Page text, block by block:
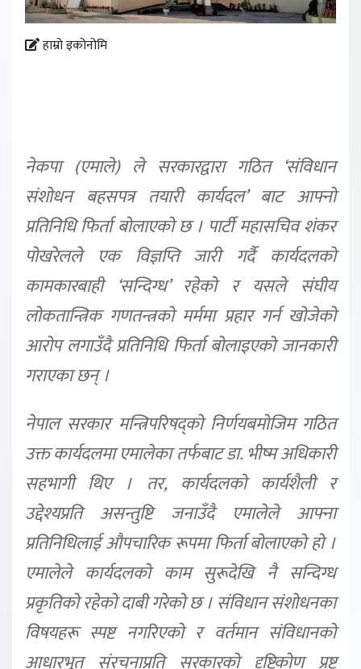
हाम्रो इकोनोमि
नेकपा (एमाले) ले सरकारद्वारा गठित ‘संविधान
संशोधन बहसपत्र तयारी कार्यदल’ बाट आफ्नो
प्रतिनिधि फिर्ता बोलाएको छ । पार्टी महासचिव शंकर
पोखरेलले एक विज्ञप्ति जारी गर्दै कार्यदलको
कामकारबाही ‘सन्दिग्ध’ रहेको र यसले संघीय
लोकतान्त्रिक गणतन्त्रको मर्ममा प्रहार गर्न खोजेको
आरोप लगाउँदै प्रतिनिधि फिर्ता बोलाइएको जानकारी
गराएका छन् ।
नेपाल सरकार मन्त्रिपरिषद्को निर्णयबमोजिम गठित
उक्त कार्यदलमा एमालेका तर्फबाट डा. भीष्म अधिकारी
सहभागी थिए । तर, कार्यदलको कार्यशैली र
उद्देश्यप्रति असन्तुष्टि जनाउँदै एमालेले आफ्ना
प्रतिनिधिलाई औपचारिक रूपमा फिर्ता बोलाएको हो ।
एमालेले कार्यदलको काम सुरूदेखि नै सन्दिग्ध
प्रकृतिको रहेको दाबी गरेको छ । संविधान संशोधनका
विषयहरू स्पष्ट नगरिएको र वर्तमान संविधानको
आधारभूत संरचनाप्रति सरकारको दृष्टिकोण प्रष्ट